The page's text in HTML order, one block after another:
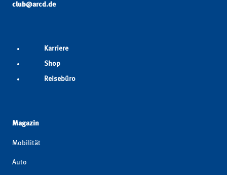
club@arcd.de
Karriere
Shop
Reisebüro
Magazin
Mobilität
Auto